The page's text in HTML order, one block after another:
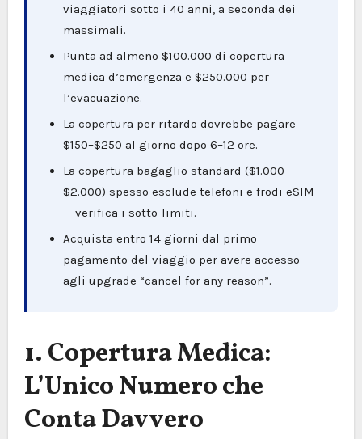
viaggiatori sotto i 40 anni, a seconda dei
massimali.
Punta ad almeno $100.000 di copertura
medica d’emergenza e $250.000 per
l’evacuazione.
La copertura per ritardo dovrebbe pagare
$150–$250 al giorno dopo 6–12 ore.
La copertura bagaglio standard ($1.000–
$2.000) spesso esclude telefoni e frodi eSIM
— verifica i sotto-limiti.
Acquista entro 14 giorni dal primo
pagamento del viaggio per avere accesso
agli upgrade “cancel for any reason”.
1. Copertura Medica:
L’Unico Numero che
Conta Davvero